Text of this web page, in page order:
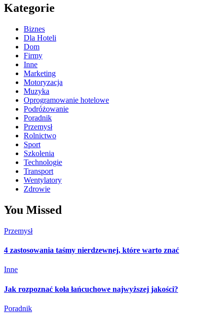
Kategorie
Biznes
Dla Hoteli
Dom
Firmy
Inne
Marketing
Motoryzacja
Muzyka
Oprogramowanie hotelowe
Podróżowanie
Poradnik
Przemysł
Rolnictwo
Sport
Szkolenia
Technologie
Transport
Wentylatory
Zdrowie
You Missed
Przemysł
4 zastosowania taśmy nierdzewnej, które warto znać
Inne
Jak rozpoznać koła łańcuchowe najwyższej jakości?
Poradnik